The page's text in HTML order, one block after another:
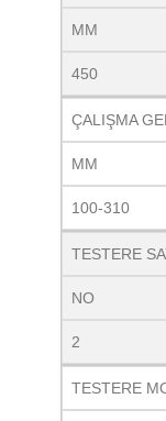
MM
450
ÇALIŞMA
MM
100-310
TESTERE
NO
2
TESTERE